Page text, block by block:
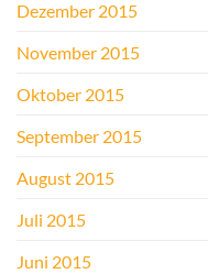
Dezember 2015
November 2015
Oktober 2015
September 2015
August 2015
Juli 2015
Juni 2015